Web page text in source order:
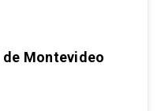
de Montevideo